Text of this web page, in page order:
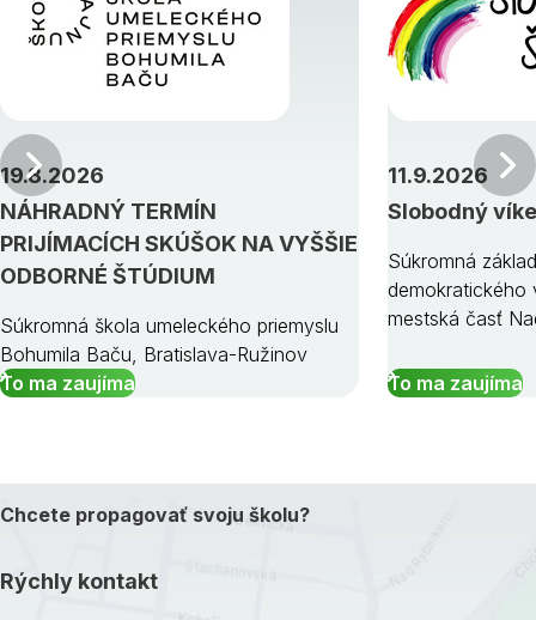
NÁHRADNÝ TERMÍN
PRIJÍMACÍCH SKÚŠOK NA VYŠŠIE
ODBORNÉ ŠTÚDIUM
19.8.2026
Súkromná škola umeleckého priemyslu
Bohumila Baču, Bratislava-Ružinov
To ma zaujíma
Slobodný
11.9.2026
Súkromná
demokratického
mestská časť
To ma zaujíma
Predchádzajúci
Chcete propagovať svoju školu?
Rýchly kontakt